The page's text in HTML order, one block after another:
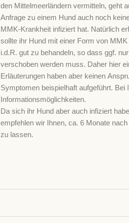
den Mittelmeerländern vermitteln, geht
Anfrage zu einem Hund auch noch
MMK-Krankheit infiziert hat. Natürlich
sollte ihr Hund mit einer Form von
i.d.R. gut zu behandeln, so dass ggf.
verschoben werden muss. Daher hier
Erläuterungen haben aber keinen
Symptomen beispielhaft aufgeführt.
Informationsmöglichkeiten.
Da sich ihr Hund aber auch infiziert
empfehlen wir Ihnen, ca. 6 Monate
zu lassen.